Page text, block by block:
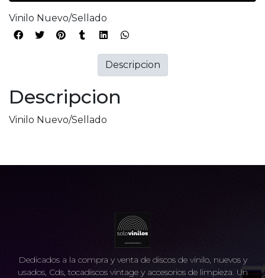
Vinilo Nuevo/Sellado
Descripcion
Vinilo Nuevo/Sellado
Descripcion
Dedicados a la compra y venta de discos de vinilo, nuevos y
usados, Cds, tocadiscos vintage y accesorios de limpieza. Un